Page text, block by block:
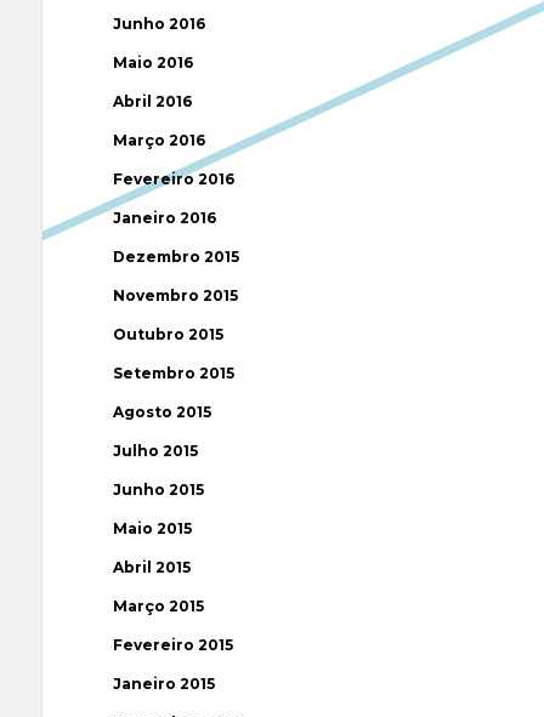
Junho 2016
Maio 2016
Abril 2016
Março 2016
Fevereiro 2016
Janeiro 2016
Dezembro 2015
Novembro 2015
Outubro 2015
Setembro 2015
Agosto 2015
Julho 2015
Junho 2015
Maio 2015
Abril 2015
Março 2015
Fevereiro 2015
Janeiro 2015